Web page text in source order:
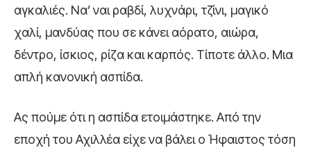
αγκαλιές. Να’ ναι ραβδί, λυχνάρι, τζίνι, μαγικό
χαλί, μανδύας που σε κάνει αόρατο, αιώρα,
δέντρο, ίσκιος, ρίζα και καρπός. Τίποτε άλλο. Μια
απλή κανονική ασπίδα.
Ας πούμε ότι η ασπίδα ετοιμάστηκε. Από την
εποχή του Αχιλλέα είχε να βάλει ο Ήφαιστος τόση